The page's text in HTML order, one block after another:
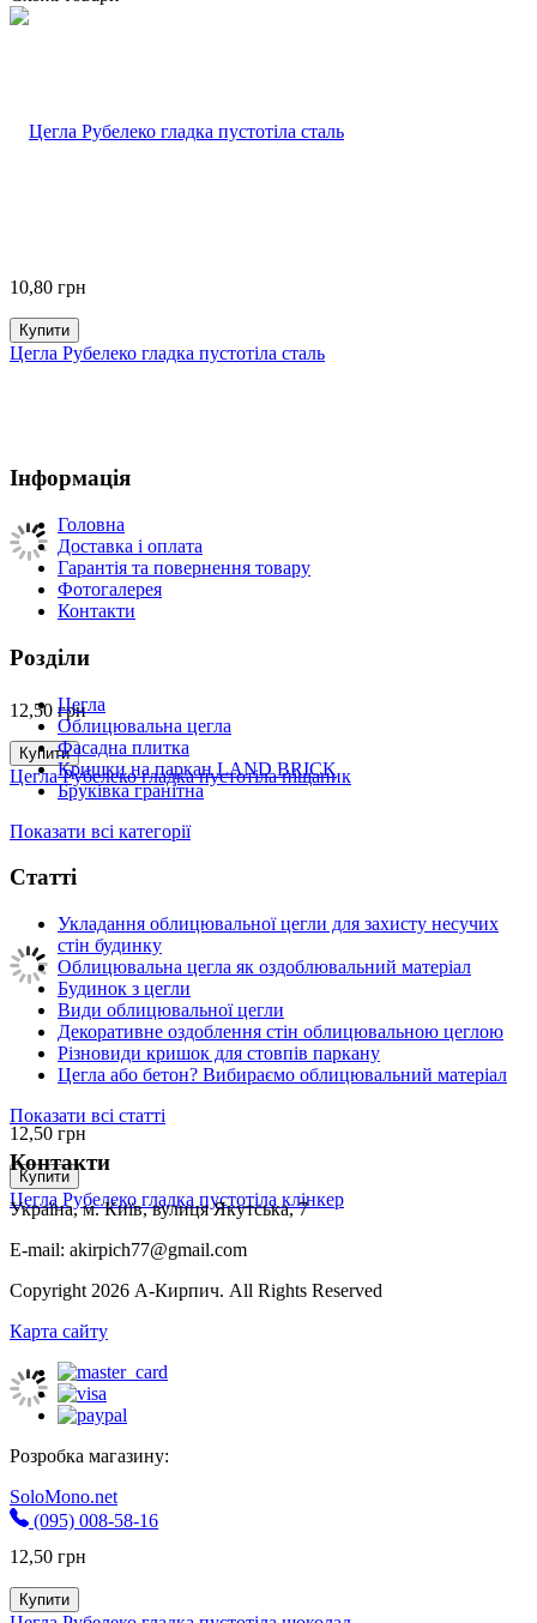
10,80 грн
Купити
Цегла Рубелеко гладка пустотіла сталь
12,50 грн
Купити
Цегла Рубелеко гладка пустотіла піщаник
12,50 грн
Купити
Цегла Рубелеко гладка пустотіла клінкер
12,50 грн
Купити
Інформація
Головна
Доставка і оплата
Гарантія та повернення товару
Фотогалерея
Контакти
Розділи
Цегла
Облицювальна цегла
Фасадна плитка
Кришки на паркан LAND BRICK
Бруківка гранітна
Показати всі категорії
Статті
Укладання облицювальної цегли для захисту несучих
стін будинку
Облицювальна цегла як оздоблювальний матеріал
Будинок з цегли
Види облицювальної цегли
Декоративне оздоблення стін облицювальною цеглою
Різновиди кришок для стовпів паркану
Цегла або бетон? Вибираємо облицювальний матеріал
Показати всі статті
Контакти
Україна, м. Київ, вулиця Якутська, 7
E-mail: akirpich77@gmail.com
Copyright 2026 А-Кирпич. All Rights Reserved
Карта сайту
Розробка магазину:
SoloMono.net
(095) 008-58-16